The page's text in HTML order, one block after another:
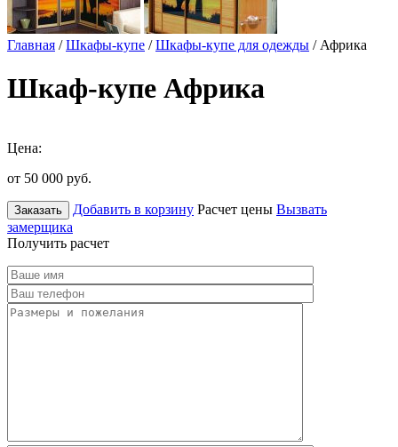
Главная /Шкафы-купе /Шкафы-купе для одежды / Африка
Шкаф-купе Африка
Цена:
от 50 000 руб.
Заказать Добавить в корзину Расчет цены Вызвать
замерщика
Получить расчет